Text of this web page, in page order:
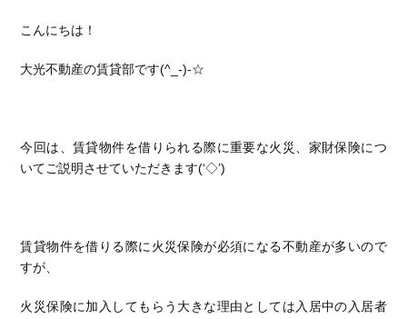
こんにちは！
大光不動産の賃貸部です(^_-)-☆
今回は、賃貸物件を借りられる際に重要な火災、家財保険につ
いてご説明させていただきます(‘◇’)ゞ
賃貸物件を借りる際に火災保険が必須になる不動産が多いので
すが、
火災保険に加入してもらう大きな理由としては入居中の入居者